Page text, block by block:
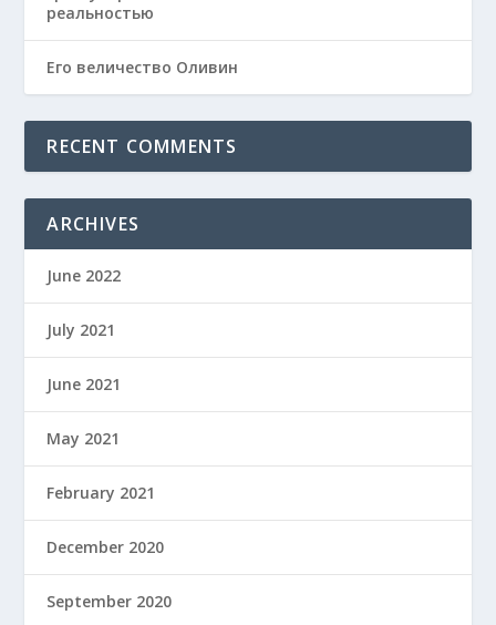
реальностью
Его величество Оливин
RECENT COMMENTS
ARCHIVES
June 2022
July 2021
June 2021
May 2021
February 2021
December 2020
September 2020